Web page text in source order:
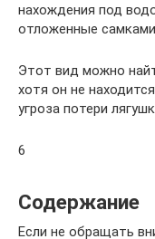
нахождения под
отложенные
Этот вид можно
хотя он не
угроза потери
6
Содержание
Если не обращать